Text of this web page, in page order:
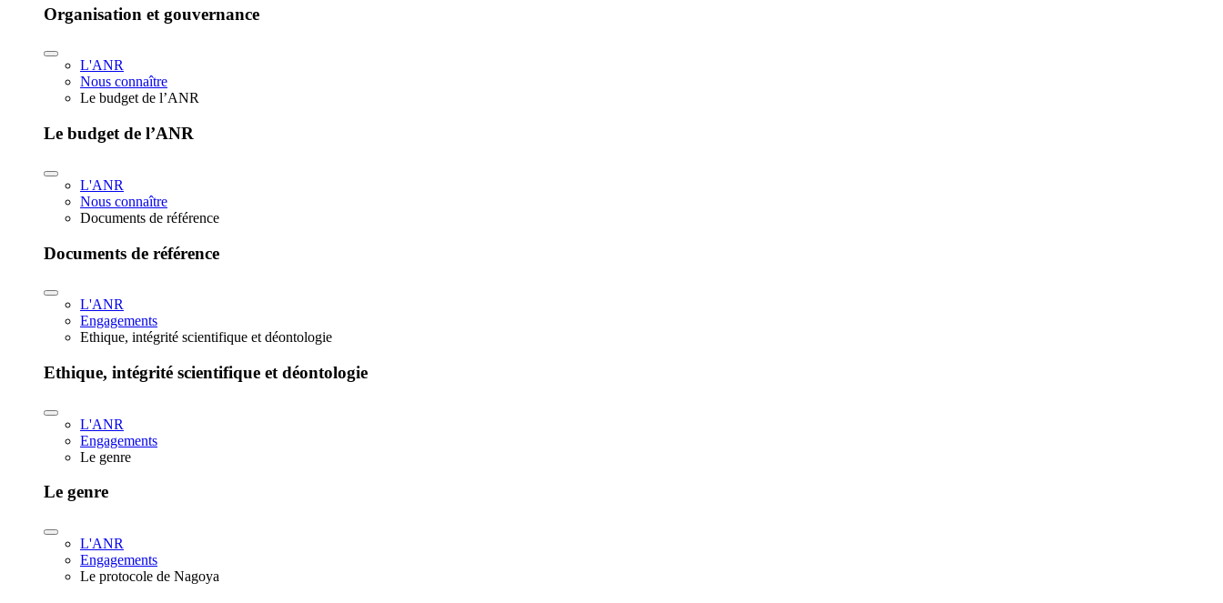
Organisation et gouvernance
L'ANR
Nous connaître
Le budget de l’ANR
Le budget de l’ANR
L'ANR
Nous connaître
Documents de référence
Documents de référence
L'ANR
Engagements
Ethique, intégrité scientifique et déontologie
Ethique, intégrité scientifique et déontologie
L'ANR
Engagements
Le genre
Le genre
L'ANR
Engagements
Le protocole de Nagoya